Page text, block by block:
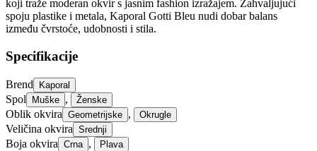
koji traže moderan okvir s jasnim fashion izražajem. Zahvaljujući
spoju plastike i metala, Kaporal Gotti Bleu nudi dobar balans
između čvrstoće, udobnosti i stila.
Specifikacije
Brend Kaporal
Spol Muške , Ženske
Oblik okvira Geometrijske , Okrugle
Veličina okvira Srednji
Boja okvira Crna , Plava